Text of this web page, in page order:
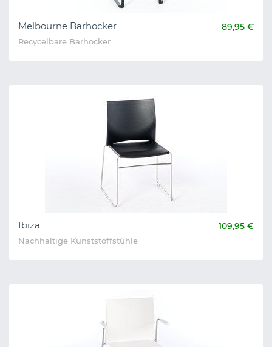
Melbourne Barhocker 89,95 €
Recycelbare Barhocker
Ibiza 109,95 €
Nachhaltige Kunststoffstühle